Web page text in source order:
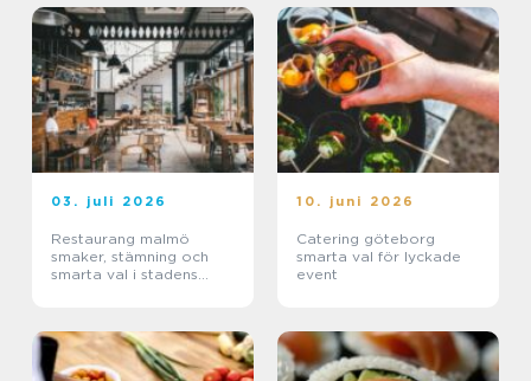
03. juli 2026
Restaurang malmö
smaker, stämning och
smarta val i stadens
10. juni 2026
Catering göteborg
smarta val för lyckade
event